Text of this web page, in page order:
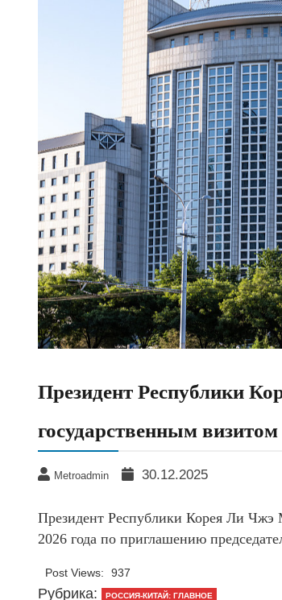
Президент Республики
государственным визитом
Metroadmin 30.12.2025
Президент Республики Корея Ли Чжэ
2026 года по приглашению
Post Views: 937
Рубрика: РОССИЯ-КИТАЙ: ГЛАВНОЕ